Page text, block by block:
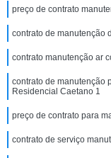
preço de contrato
contrato de manutenção
contrato manutenção ar
contrato de manutenção
Residencial Caetano 1
preço de contrato para
contrato de serviço